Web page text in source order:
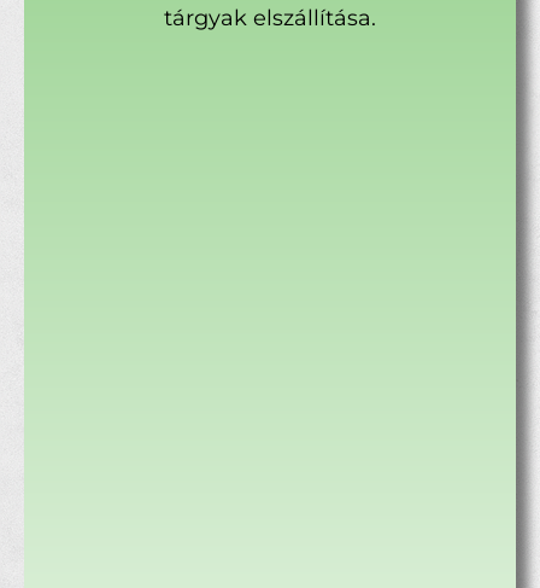
tárgyak elszállítása.